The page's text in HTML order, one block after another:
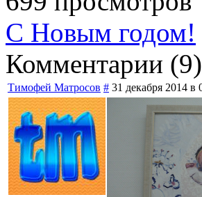
С Новым годом!
Комментарии (9)
Тимофей Матросов # 31 декабря 2014 в